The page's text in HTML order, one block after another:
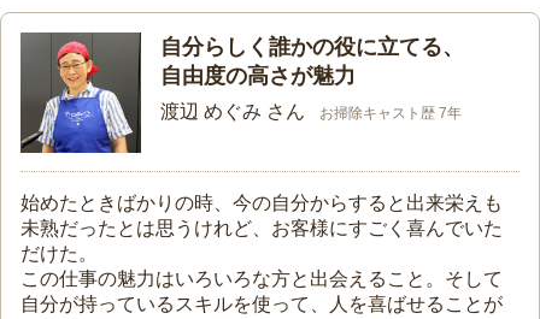
自分らしく誰かの役に立てる、
自由度の高さが魅力
渡辺 めぐみ さん お掃除キャスト歴 7年
始めたときばかりの時、今の自分からすると出来栄えも
未熟だったとは思うけれど、お客様にすごく喜んでいた
だけた。
この仕事の魅力はいろいろな方と出会えること。そして
自分が持っているスキルを使って、人を喜ばせることが